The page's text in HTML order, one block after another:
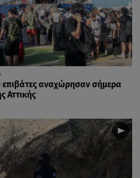
αναχώρησαν σήμερα
Αττικής